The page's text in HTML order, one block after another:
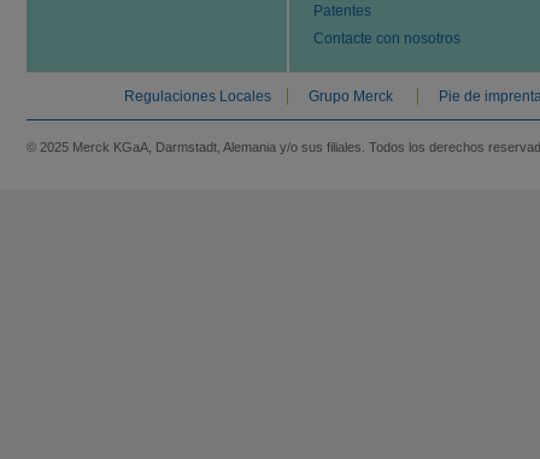
Patentes
Contacte con nosotros
Regulaciones Locales Grupo Merck Pie de
© 2025 Merck KGaA, Darmstadt, Alemania y/o sus filiales. Todos los derechos